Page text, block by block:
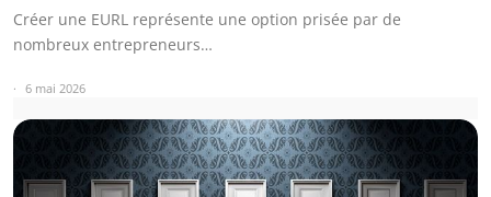
Créer une EURL représente une option prisée par de
nombreux entrepreneurs…
6 mai 2026